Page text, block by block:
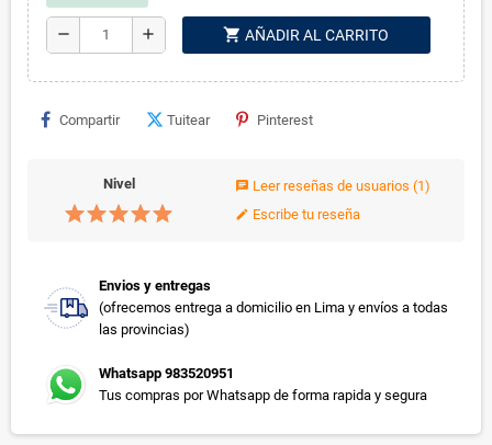
remove add shopping_cart AÑADIR AL CARRITO
Compartir Tuitear Pinterest
Nivel chat Leer reseñas de usuarios (1)
edit Escribe tu reseña
Envios y entregas
(ofrecemos entrega a domicilio en Lima y envíos a todas
las provincias)
Whatsapp 983520951
Tus compras por Whatsapp de forma rapida y segura